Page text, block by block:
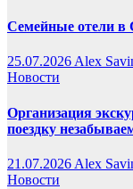
Семейные отели в
25.07.2026Alex
Новости
Организация
поездку
21.07.2026 Alex
Новости